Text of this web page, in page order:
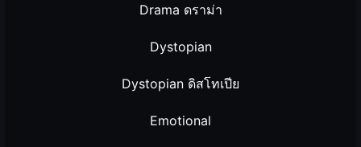
Drama ดราม่า
Dystopian
Dystopian ดิสโทเปีย
Emotional